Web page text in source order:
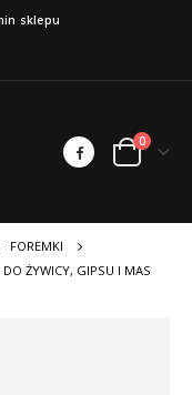
sklepu
0
FOREMKI
ŻYWICY, GIPSU I MAS